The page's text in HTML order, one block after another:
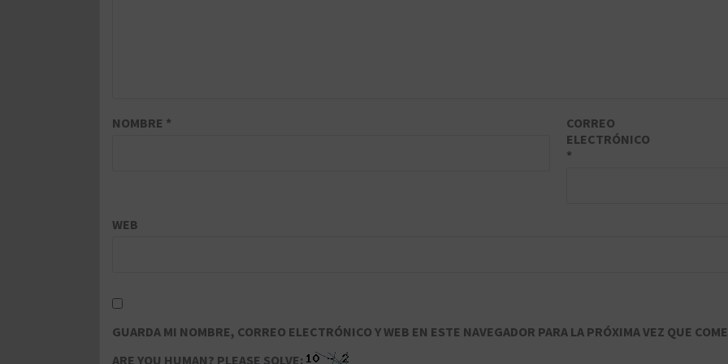
NOMBRE *
CORREO
ELECTRÓNICO
*
WEB
GUARDA MI NOMBRE, CORREO ELECTRÓNICO Y WEB EN ESTE NAVEGADOR PARA LA PRÓXIMA VEZ QUE
ARE YOU HUMAN? PLEASE SOLVE: